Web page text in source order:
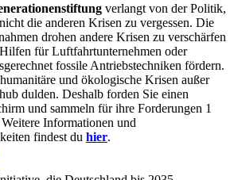
verlangt von der Politik,
die anderen Krisen zu vergessen. Die
drohen andere Krisen zu verschärfen
für Luftfahrtunternehmen oder
fossile Antriebstechniken fördern.
und ökologische Krisen außer
dulden. Deshalb forden Sie einen
und sammeln für ihre Forderungen 1
Informationen und
findest du hier.